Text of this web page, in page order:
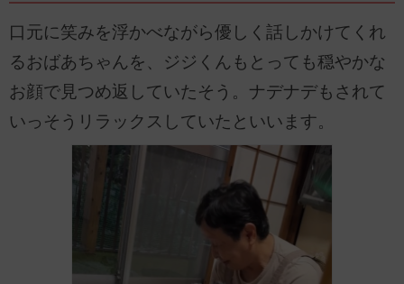
口元に笑みを浮かべながら優しく話しかけてくれ
るおばあちゃんを、ジジくんもとっても穏やかな
お顔で見つめ返していたそう。ナデナデもされて
いっそうリラックスしていたといいます。